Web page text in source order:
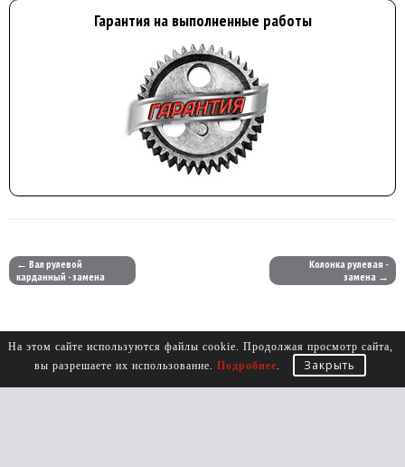
Гарантия на выполненные работы
← Вал рулевой
карданный - замена
Колонка рулевая -
замена →
На этом сайте используются файлы cookie. Продолжая просмотр сайта,
вы разрешаете их использование. Подробнее. Закрыть